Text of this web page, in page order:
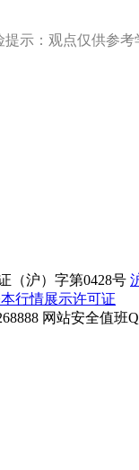
提示：观点仅供参
（沪）字第0428号
行情展示许可证
网站安全值班